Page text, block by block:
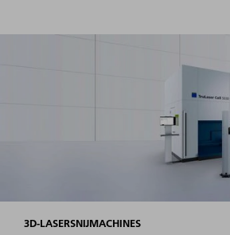
3D-LASERSNIJMACHINES